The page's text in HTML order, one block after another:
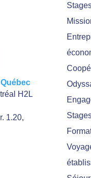
H2L
1.20,